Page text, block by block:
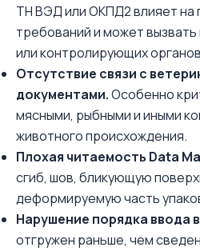
ТН ВЭД или ОКПД2 влияет на
требований и может
или контролирующих
Отсутствие связи с
документами.Особенно
мясными, рыбными и иными
животного происхождения.
Плохая читаемость Data
сгиб, шов, бликующую
деформируемую часть
Нарушение порядка ввода
отгружен раньше, чем